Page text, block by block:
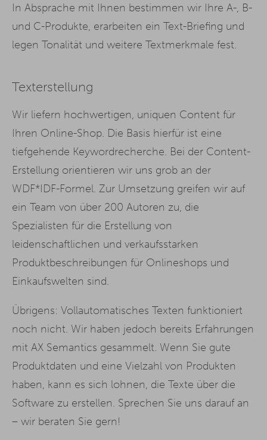
In Absprache mit Ihnen bestimmen wir Ihre A-, B-
und C-Produkte, erarbeiten ein Text-Briefing und
legen Tonalität und weitere Textmerkmale fest.
Texterstellung
Wir liefern hochwertigen, uniquen Content für
Ihren Online-Shop. Die Basis hierfür ist eine
tiefgehende Keywordrecherche. Bei der Content-
Erstellung orientieren wir uns grob an der
WDF*IDF-Formel. Zur Umsetzung greifen wir auf
ein Team von über 200 Autoren zu, die
Spezialisten für die Erstellung von
leidenschaftlichen und verkaufsstarken
Produktbeschreibungen für Onlineshops und
Einkaufswelten sind.
Übrigens: Vollautomatisches Texten funktioniert
noch nicht. Wir haben jedoch bereits Erfahrungen
mit AX Semantics gesammelt. Wenn Sie gute
Produktdaten und eine Vielzahl von Produkten
haben, kann es sich lohnen, die Texte über die
Software zu erstellen. Sprechen Sie uns darauf an
– wir beraten Sie gern!